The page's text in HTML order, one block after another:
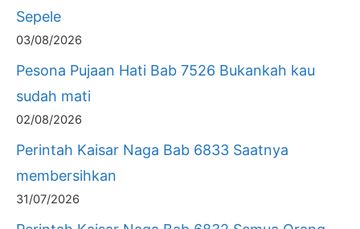
Sepele
03/08/2026
Pesona Pujaan Hati Bab 7526 Bukankah kau
sudah mati
02/08/2026
Perintah Kaisar Naga Bab 6833 Saatnya
membersihkan
31/07/2026